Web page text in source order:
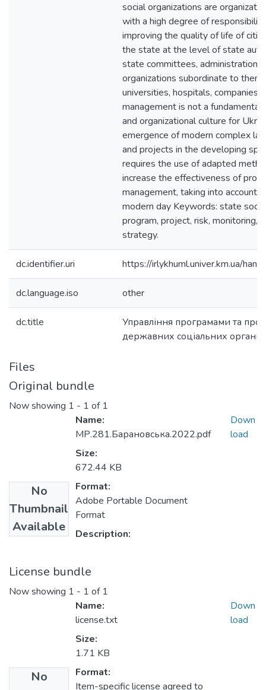
social organizations are
with a high degree of
improving the quality of life of
the state at the level of state
state committees,
organizations subordinate to
universities, hospitals, companies
management is not a
and organizational culture for
emergence of modern complex
and projects in the developing
requires the use of adapted
increase the effectiveness of
management, taking into account
modern day Keywords: state
program, project, risk, monitoring,
strategy.
dc.identifier.uri https://irlykhuml.univer.km.ua/
dc.language.iso other
dc.title
Управління програмами та
державних соціальних
Files
Original bundle
Now showing 1 - 1 of 1
No
Thumbnail
Available
Name:
МР.281.Барановська.2022.pdf
Size:
672.44 KB
Format:
Adobe Portable Document
Format
Description:
Down
load
License bundle
Now showing 1 - 1 of 1
No
Name:
license.txt
Size:
1.71 KB
Format:
Item-specific license agreed to
Down
load